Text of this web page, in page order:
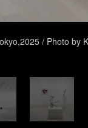
/ Photo by